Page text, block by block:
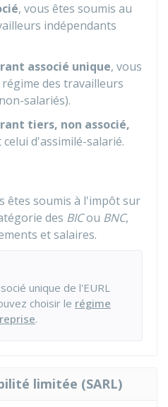
, vous êtes soumis au
indépendants
associé unique, vous
des travailleurs
salariés).
tiers, non associé,
d'assimilé-salarié.
êtes soumis à l'impôt sur
des BICou BNC,
et salaires.
unique de l'EURL
choisir le régime
.
limitée (SARL)